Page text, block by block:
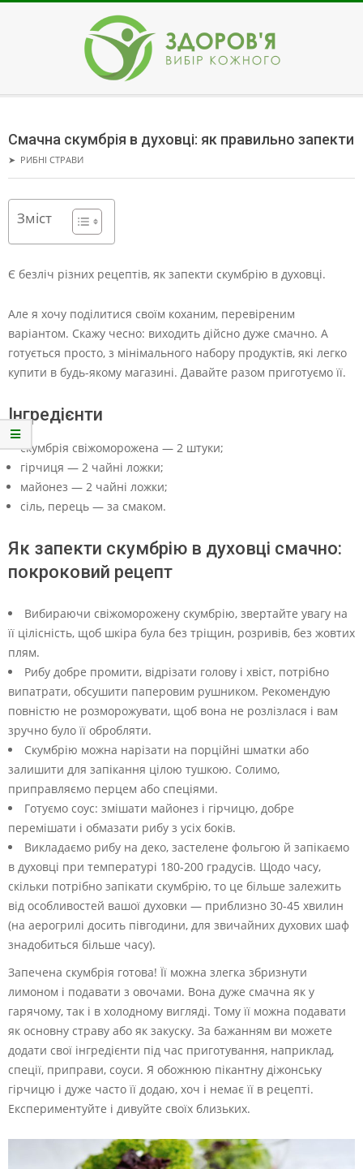
ЗДОРОВ'Я
Menu
Смачна скумбрія в духовці: як правильно запекти
➤ РИБНІ СТРАВИ
Зміст
Є безліч різних рецептів, як запекти скумбрію в духовці.
Але я хочу поділитися своїм коханим, перевіреним
варіантом. Скажу чесно: виходить дійсно дуже смачно. А
готується просто, з мінімального набору продуктів, які легко
купити в будь-якому магазині. Давайте разом приготуємо її.
Інгредієнти
скумбрія свіжоморожена — 2 штуки;
гірчиця — 2 чайні ложки;
майонез — 2 чайні ложки;
сіль, перець — за смаком.
Як запекти скумбрію в духовці смачно:
покроковий рецепт
Вибираючи свіжоморожену скумбрію, звертайте увагу на
її цілісність, щоб шкіра була без тріщин, розривів, без жовтих
плям.
Рибу добре промити, відрізати голову і хвіст, потрібно
випатрати, обсушити паперовим рушником. Рекомендую
повністю не розморожувати, щоб вона не розлізлася і вам
зручно було її обробляти.
Скумбрію можна нарізати на порційні шматки або
залишити для запікання цілою тушкою. Солимо,
приправляємо перцем або спеціями.
Готуємо соус: змішати майонез і гірчицю, добре
перемішати і обмазати рибу з усіх боків.
Викладаємо рибу на деко, застелене фольгою й запікаємо
в духовці при температурі 180-200 градусів. Щодо часу,
скільки потрібно запікати скумбрію, то це більше залежить
від особливостей вашої духовки — приблизно 30-45 хвилин
(на аерогрилі досить півгодини, для звичайних духових шаф
знадобиться більше часу).
Запечена скумбрія готова! Її можна злегка збризнути
лимоном і подавати з овочами. Вона дуже смачна як у
гарячому, так і в холодному вигляді. Тому її можна подавати
як основну страву або як закуску. За бажанням ви можете
додати свої інгредієнти під час приготування, наприклад,
спеції, приправи, соуси. Я обожнюю пікантну діжонську
гірчицю і дуже часто її додаю, хоч і немає її в рецепті.
Експериментуйте і дивуйте своїх близьких.